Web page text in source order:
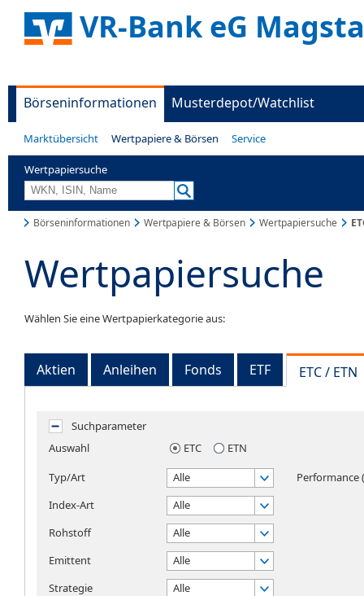
VR-Bank eG
Börseninformationen Musterdepot/Watchlist
Marktübersicht Wertpapiere & Börsen Service
Wertpapiersuche
Börseninformationen Wertpapiere & Börsen Wertpapiersuche
Wertpapiersuche
Wählen Sie eine Wertpapierkategorie aus:
Aktien Anleihen Fonds ETF ETC / ETN
Suchparameter
Auswahl
ETC
ETN
Typ/Art
Alle
Index-Art
Alle
Rohstoff
Alle
Emittent
Alle
Strategie
Alle
Performance